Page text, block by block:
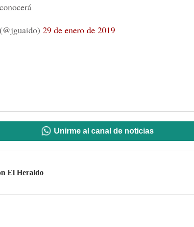
29 de enero de 2019
Unirme al canal de noticias
El Heraldo